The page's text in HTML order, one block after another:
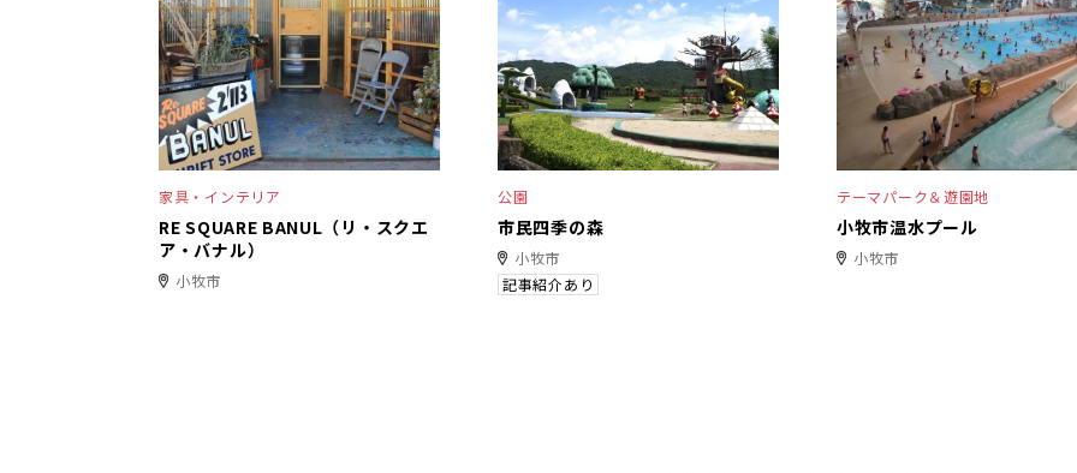
家具・インテリア
RE SQUARE BANUL（リ・スクエ
ア・バナル）
小牧市
公園
市民四季の森
小牧市
記事紹介あり
テーマパーク＆遊園地
小牧市温水プール
小牧市